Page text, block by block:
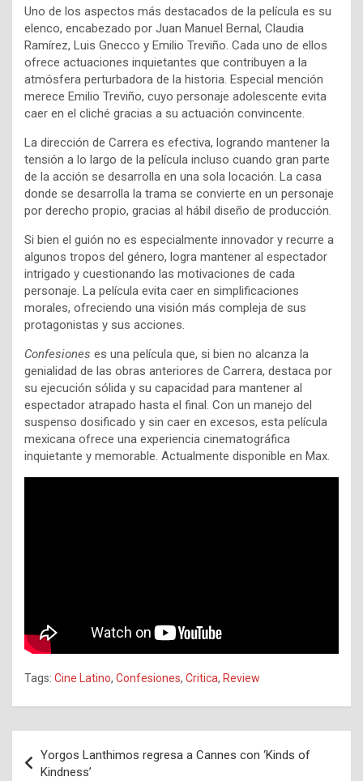
Uno de los aspectos más destacados de la película es su
elenco, encabezado por Juan Manuel Bernal, Claudia
Ramírez, Luis Gnecco y Emilio Treviño. Cada uno de ellos
ofrece actuaciones inquietantes que contribuyen a la
atmósfera perturbadora de la historia. Especial mención
merece Emilio Treviño, cuyo personaje adolescente evita
caer en el cliché gracias a su actuación convincente.
La dirección de Carrera es efectiva, logrando mantener la
tensión a lo largo de la película incluso cuando gran parte
de la acción se desarrolla en una sola locación. La casa
donde se desarrolla la trama se convierte en un personaje
por derecho propio, gracias al hábil diseño de producción.
Si bien el guión no es especialmente innovador y recurre a
algunos tropos del género, logra mantener al espectador
intrigado y cuestionando las motivaciones de cada
personaje. La película evita caer en simplificaciones
morales, ofreciendo una visión más compleja de sus
protagonistas y sus acciones.
Confesiones es una película que, si bien no alcanza la
genialidad de las obras anteriores de Carrera, destaca por
su ejecución sólida y su capacidad para mantener al
espectador atrapado hasta el final. Con un manejo del
suspenso dosificado y sin caer en excesos, esta película
mexicana ofrece una experiencia cinematográfica
inquietante y memorable. Actualmente disponible en Max.
Tags: Cine Latino, Confesiones, Critica, Review
de
Yorgos Lanthimos regresa a Cannes con ‘Kinds of
Kindness’